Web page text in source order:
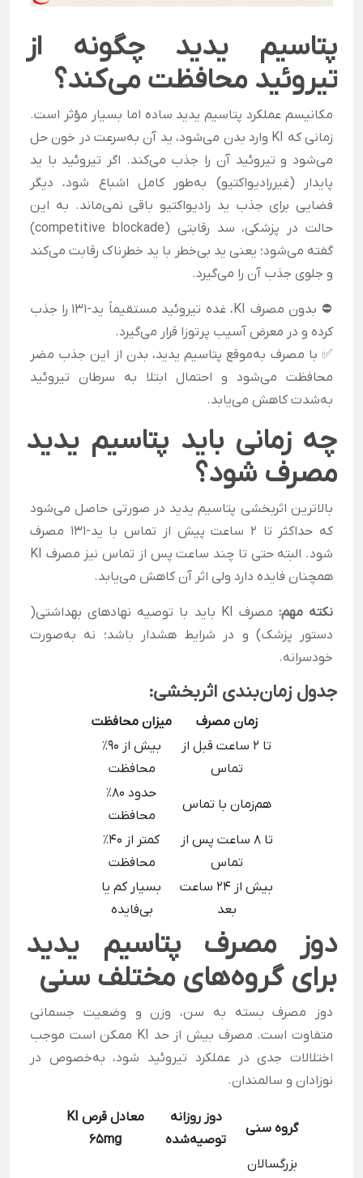
پتاسیم یدید چگونه از
تیروئید محافظت می‌کند؟
مکانیسم عملکرد پتاسیم یدید ساده اما بسیار مؤثر است.
زمانی که KI وارد بدن می‌شود، ید آن به‌سرعت در خون حل
می‌شود و تیروئید آن را جذب می‌کند. اگر تیروئید با ید
پایدار (غیررادیواکتیو) به‌طور کامل اشباع شود، دیگر
فضایی برای جذب ید رادیواکتیو باقی نمی‌ماند. به این
حالت در پزشکی، سد رقابتی (competitive blockade)
گفته می‌شود؛ یعنی ید بی‌خطر با ید خطرناک رقابت می‌کند
و جلوی جذب آن را می‌گیرد.
⛔ بدون مصرف KI، غده تیروئید مستقیماً ید-۱۳۱ را جذب
کرده و در معرض آسیب پرتوزا قرار می‌گیرد.
✅ با مصرف به‌موقع پتاسیم یدید، بدن از این جذب مضر
محافظت می‌شود و احتمال ابتلا به سرطان تیروئید
به‌شدت کاهش می‌یابد.
چه زمانی باید پتاسیم یدید
مصرف شود؟
بالاترین اثربخشی پتاسیم یدید در صورتی حاصل می‌شود
که حداکثر تا ۲ ساعت پیش از تماس با ید-۱۳۱ مصرف
شود. البته حتی تا چند ساعت پس از تماس نیز مصرف KI
همچنان فایده دارد ولی اثر آن کاهش می‌یابد.
نکته مهم:
مصرف KI باید با توصیه نهادهای بهداشتی(
دستور پزشک) و در شرایط هشدار باشد؛ نه به‌صورت
خودسرانه.
جدول زمان‌بندی اثربخشی:
زمان مصرف
میزان محافظت
تا ۲ ساعت قبل از
تماس
بیش از ۹۰٪
محافظت
هم‌زمان با تماس
حدود ۸۰٪
محافظت
تا ۸ ساعت پس از
تماس
کمتر از ۴۰٪
محافظت
بیش از ۲۴ ساعت
بعد
بسیار کم یا
بی‌فایده
دوز مصرف پتاسیم یدید
برای گروه‌های مختلف سنی
دوز مصرف بسته به سن، وزن و وضعیت جسمانی
متفاوت است. مصرف بیش از حد KI ممکن است موجب
اختلالات جدی در عملکرد تیروئید شود، به‌خصوص در
نوزادان و سالمندان.
گروه سنی
دوز روزانه
توصیه‌شده
معادل قرص KI
65mg
بزرگسالان